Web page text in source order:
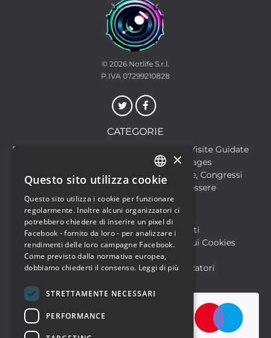
© 2026 Notlife S.r.l.
P.IVA 07299210828
CATEGORIE
Discoteche
Escursioni & Visite Guidate
Food & Beverages
Formazione
Meeting, Fiere, Congressi
Musica, Eventi Live, Club
Salute & Benessere
Sport & Motori
Biglietteria SIAE
Archivio Eventi
Informativa sulla Privacy
Informativa sui Cookies
Condizioni di utilizzo
Help
FAQ Utenti
FAQ Organizzatori
ITALIAN
ENGLISH
×
Questo sito utilizza cookie
Questo sito utilizza i cookie per funzionare
regolarmente. Inoltre alcuni organizzatori ci
potrebbero chiedere di inserire un pixel di
Facebook - fornito da loro - per analizzare i
rendimenti delle loro campagne Facebook.
Come previsto dalla normativa europea,
dobbiamo chiederti il consenso. Leggi di più
STRETTAMENTE NECESSARI
PERFORMANCE